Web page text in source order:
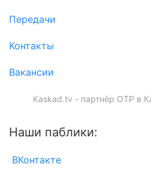
Передачи
Контакты
Вакансии
Kaskad.tv - партнёр ОТР в
Наши паблики:
ВКонтакте